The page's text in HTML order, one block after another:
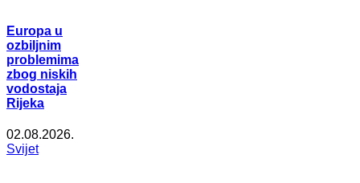
Europa u
ozbiljnim
problemima
zbog niskih
vodostaja
Rijeka
02.08.2026.
Svijet